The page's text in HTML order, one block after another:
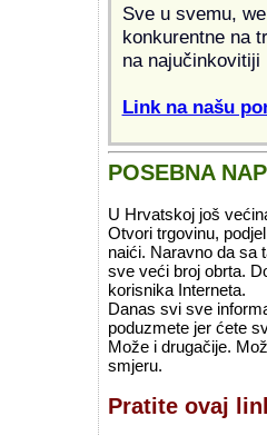
Sve u svemu,
konkurentne na
na najučinkovitiji
Link na našu
POSEBNA
U Hrvatskoj još
Otvori trgovinu,
naići. Naravno da sa
sve veći broj obrta.
korisnika Interneta.
Danas svi sve
poduzmete jer ćete
Može i drugačije.
smjeru.
Pratite ovaj